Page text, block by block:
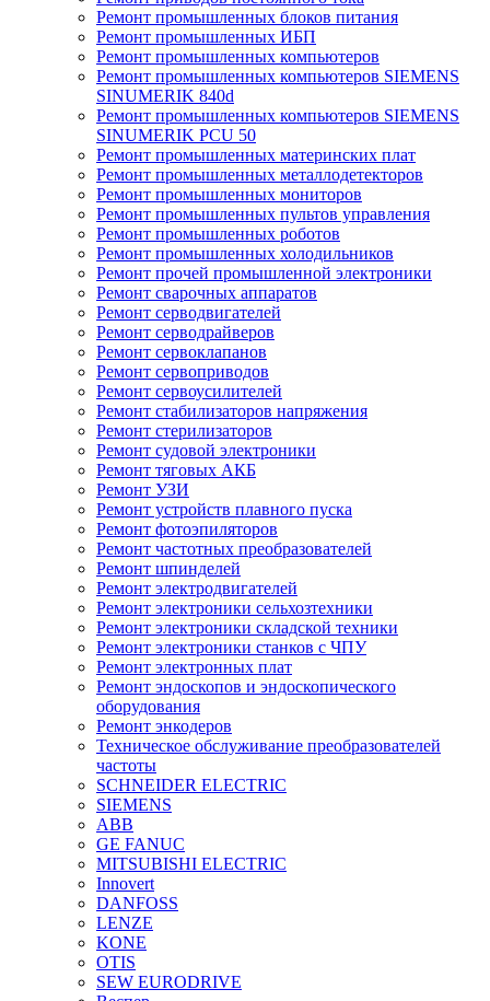
Ремонт промышленных блоков питания
Ремонт промышленных ИБП
Ремонт промышленных компьютеров
Ремонт промышленных компьютеров SIEMENS
SINUMERIK 840d
Ремонт промышленных компьютеров SIEMENS
SINUMERIK PCU 50
Ремонт промышленных материнских плат
Ремонт промышленных металлодетекторов
Ремонт промышленных мониторов
Ремонт промышленных пультов управления
Ремонт промышленных роботов
Ремонт промышленных холодильников
Ремонт прочей промышленной электроники
Ремонт сварочных аппаратов
Ремонт серводвигателей
Ремонт серводрайверов
Ремонт сервоклапанов
Ремонт сервоприводов
Ремонт сервоусилителей
Ремонт стабилизаторов напряжения
Ремонт стерилизаторов
Ремонт судовой электроники
Ремонт тяговых АКБ
Ремонт УЗИ
Ремонт устройств плавного пуска
Ремонт фотоэпиляторов
Ремонт частотных преобразователей
Ремонт шпинделей
Ремонт электродвигателей
Ремонт электроники сельхозтехники
Ремонт электроники складской техники
Ремонт электроники станков с ЧПУ
Ремонт электронных плат
Ремонт эндоскопов и эндоскопического
оборудования
Ремонт энкодеров
Техническое обслуживание преобразователей
частоты
SCHNEIDER ELECTRIC
SIEMENS
ABB
GE FANUC
MITSUBISHI ELECTRIC
Innovert
DANFOSS
LENZE
KONE
OTIS
SEW EURODRIVE